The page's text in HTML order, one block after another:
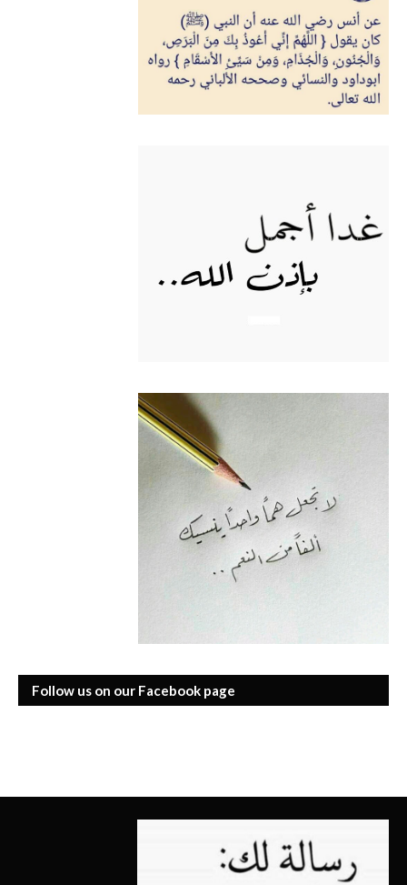
Follow us on our Facebook page